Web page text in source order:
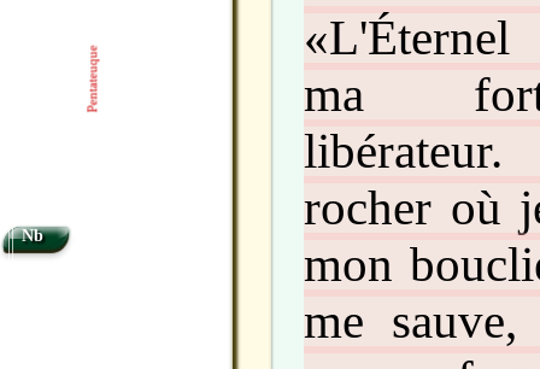
«L'Éternel
ma
rocher où
mon
me
Nb
Pentateuque